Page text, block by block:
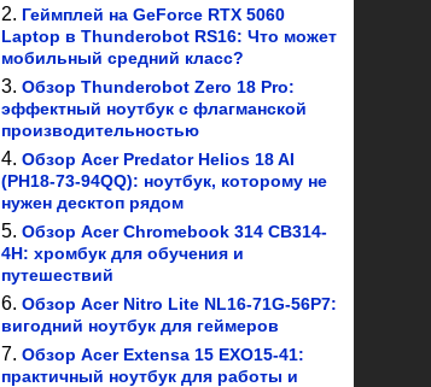
Геймплей на GeForce RTX 5060
Laptop в Thunderobot RS16: Что может
мобильный средний класс?
Обзор Thunderobot Zero 18 Pro:
эффектный ноутбук с флагманской
производительностью
Обзор Acer Predator Helios 18 AI
(PH18-73-94QQ): ноутбук, которому не
нужен десктоп рядом
Обзор Acer Chromebook 314 CB314-
4H: хромбук для обучения и
путешествий
Обзор Acer Nitro Lite NL16-71G-56P7:
вигодний ноутбук для геймеров
Обзор Acer Extensa 15 EXO15-41:
практичный ноутбук для работы и